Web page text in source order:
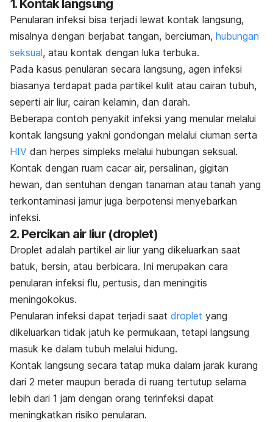
1. Kontak langsung
Penularan infeksi bisa terjadi lewat kontak langsung,
misalnya dengan berjabat tangan, berciuman, hubungan
seksual, atau kontak dengan luka terbuka.
Pada kasus penularan secara langsung, agen infeksi
biasanya terdapat pada partikel kulit atau cairan tubuh,
seperti air liur, cairan kelamin, dan darah.
Beberapa contoh penyakit infeksi yang menular melalui
kontak langsung yakni gondongan melalui ciuman serta
HIV dan herpes simpleks melalui hubungan seksual.
Kontak dengan ruam cacar air, persalinan, gigitan
hewan, dan sentuhan dengan tanaman atau tanah yang
terkontaminasi jamur juga berpotensi menyebarkan
infeksi.
2. Percikan air liur (droplet)
Droplet adalah partikel air liur yang dikeluarkan saat
batuk, bersin, atau berbicara. Ini merupakan cara
penularan infeksi flu, pertusis, dan meningitis
meningokokus.
Penularan infeksi dapat terjadi saat droplet yang
dikeluarkan tidak jatuh ke permukaan, tetapi langsung
masuk ke dalam tubuh melalui hidung.
Kontak langsung secara tatap muka dalam jarak kurang
dari 2 meter maupun berada di ruang tertutup selama
lebih dari 1 jam dengan orang terinfeksi dapat
meningkatkan risiko penularan.